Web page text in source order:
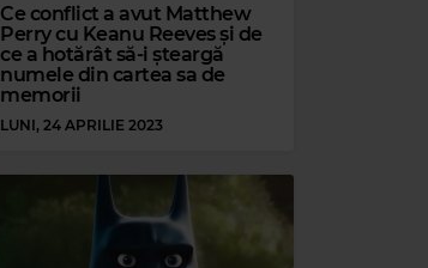
Ce conflict a avut Matthew
Perry cu Keanu Reeves și de
ce a hotărât să-i șteargă
numele din cartea sa de
memorii
LUNI, 24 APRILIE 2023